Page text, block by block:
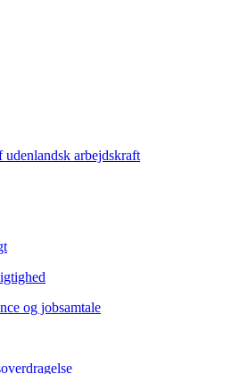
udenlandsk arbejdskraft
og jobsamtale